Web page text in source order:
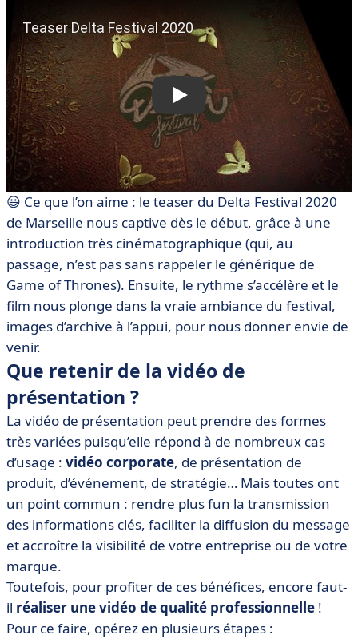
😃 Ce que l’on aime : le teaser du Delta Festival 2020
de Marseille nous captive dès le début, grâce à une
introduction très cinématographique (qui, au
passage, n’est pas sans rappeler le générique de
Game of Thrones). Ensuite, le rythme s’accélère et le
film nous plonge dans la vraie ambiance du festival,
images d’archive à l’appui, pour nous donner envie de
venir.
Que retenir de la vidéo de
présentation ?
La vidéo de présentation peut prendre des formes
très variées puisqu’elle répond à de nombreux cas
d’usage : vidéo corporate, de présentation de
produit, d’événement, de stratégie… Mais toutes ont
un point commun : rendre plus fun la transmission
des informations clés, faciliter la diffusion du message
et accroître la visibilité de votre entreprise ou de votre
marque.
Toutefois, pour profiter de ces bénéfices, encore faut-
il réaliser une vidéo de qualité professionnelle !
Pour ce faire, opérez en plusieurs étapes :